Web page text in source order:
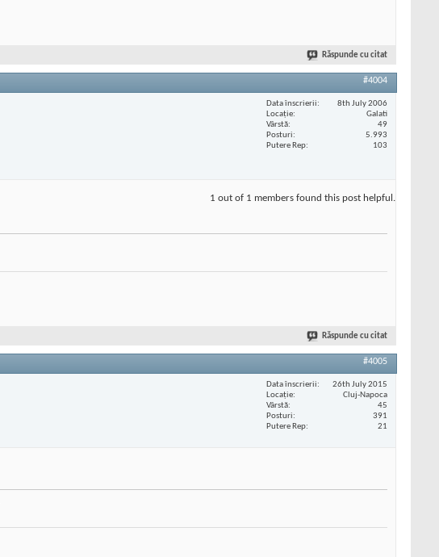
Răspunde cu citat
#4004
Data înscrierii
8th July 2006
Locaţie
Galati
Vârstă
49
Posturi
5.993
Putere Rep
103
1 out of 1 members found this post helpful.
Răspunde cu citat
#4005
Data înscrierii
26th July 2015
Locaţie
Cluj-Napoca
Vârstă
45
Posturi
391
Putere Rep
21